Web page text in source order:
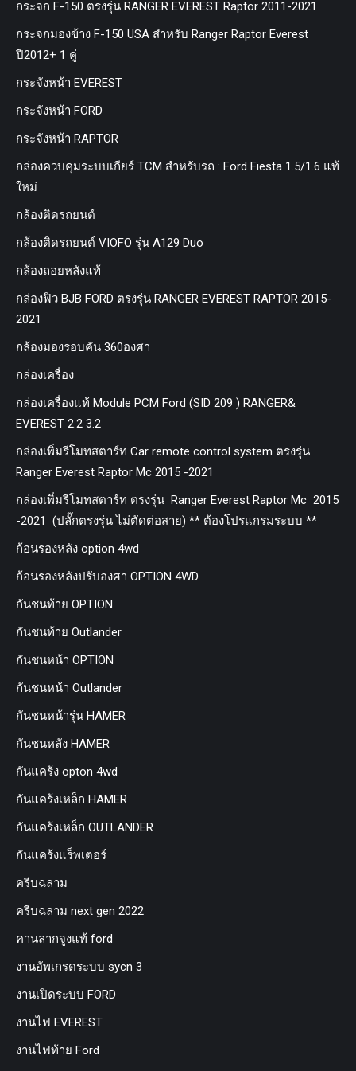
กระจก F-150 ตรงรุ่น RANGER EVEREST Raptor 2011-2021
กระจกมองข้าง F-150 USA สำหรับ Ranger Raptor Everest
ปี2012+ 1 คู่
กระจังหน้า EVEREST
กระจังหน้า FORD
กระจังหน้า RAPTOR
กล่องควบคุมระบบเกียร์ TCM สำหรับรถ : Ford Fiesta 1.5/1.6 แท้
ใหม่
กล้องติดรถยนต์
กล้องติดรถยนต์ VIOFO รุ่น A129 Duo
กล้องถอยหลังแท้
กล่องฟิว BJB FORD ตรงรุ่น RANGER EVEREST RAPTOR 2015-
2021
กล้องมองรอบคัน 360องศา
กล่องเครื่อง
กล่องเครื่องแท้ Module PCM Ford (SID 209 ) RANGER&
EVEREST 2.2 3.2
กล่องเพิ่มรีโมทสตาร์ท Car remote control system ตรงรุ่น
Ranger Everest Raptor Mc 2015 -2021
กล่องเพิ่มรีโมทสตาร์ท ตรงรุ่น Ranger Everest Raptor Mc 2015
-2021 (ปลั๊กตรงรุ่น ไม่ตัดต่อสาย) ** ต้องโปรแกรมระบบ **
ก้อนรองหลัง option 4wd
ก้อนรองหลังปรับองศา OPTION 4WD
กันชนท้าย OPTION
กันชนท้าย Outlander
กันชนหน้า OPTION
กันชนหน้า Outlander
กันชนหน้ารุ่น HAMER
กันชนหลัง HAMER
กันแคร้ง opton 4wd
กันแคร้งเหล็ก HAMER
กันแคร้งเหล็ก OUTLANDER
กันแคร้งแร็พเตอร์
ครีบฉลาม
ครีบฉลาม next gen 2022
คานลากจูงแท้ ford
งานอัพเกรดระบบ sycn 3
งานเปิดระบบ FORD
งานไฟ EVEREST
งานไฟท้าย Ford